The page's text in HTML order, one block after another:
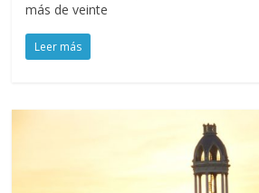
más de veinte
Leer más